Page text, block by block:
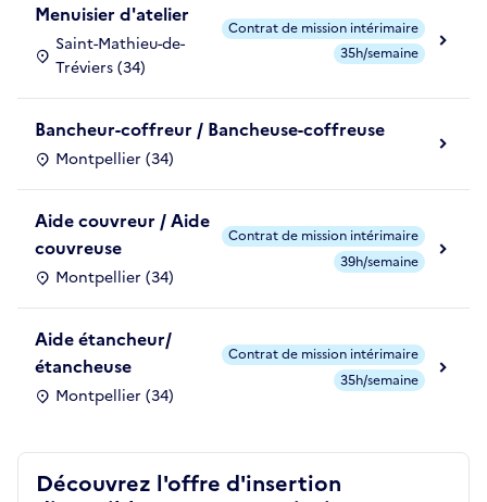
Menuisier d'atelier
Saint-Mathieu-de-
Tréviers (34)
Contrat de mission intérimaire
35h/semaine
Bancheur-coffreur / Bancheuse-coffreuse
Montpellier (34)
Aide couvreur / Aide
couvreuse
Montpellier (34)
Contrat de mission intérimaire
39h/semaine
Aide étancheur/
étancheuse
Montpellier (34)
Contrat de mission intérimaire
35h/semaine
Découvrez l'offre d'insertion